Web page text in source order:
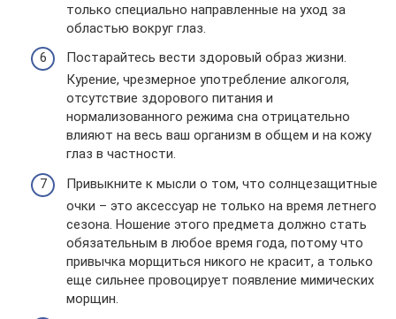
только специально направленные на уход за
областью вокруг глаз.
Постарайтесь вести здоровый образ жизни.
Курение, чрезмерное употребление алкоголя,
отсутствие здорового питания и
нормализованного режима сна отрицательно
влияют на весь ваш организм в общем и на кожу
глаз в частности.
Привыкните к мысли о том, что солнцезащитные
очки – это аксессуар не только на время летнего
сезона. Ношение этого предмета должно стать
обязательным в любое время года, потому что
привычка морщиться никого не красит, а только
еще сильнее провоцирует появление мимических
морщин.